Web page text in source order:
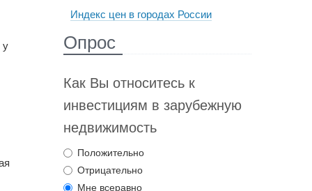
у
Индекс цен в городах России
Опрос
Как Вы относитесь к
инвестициям в зарубежную
недвижимость
Положительно
Отрицательно
Мне всеравно